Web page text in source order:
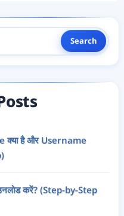
Search
क्या है और Username
करें? (Step-by-Step